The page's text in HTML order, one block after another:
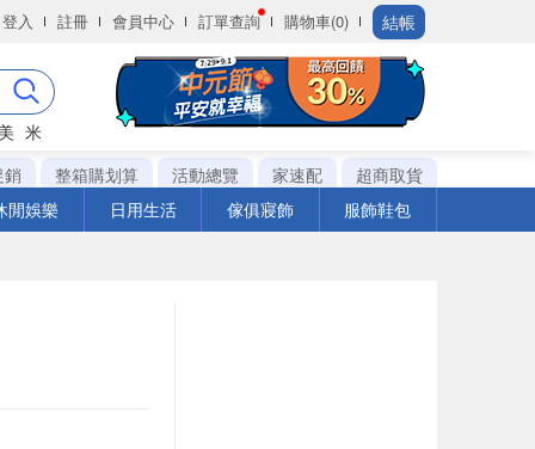
登入 註冊 會員中心 訂單查詢 購物車(0) 結帳
米
銷
整箱購划算 活動總覽 家速配
超商取貨
閒娛樂
日用生活 傢俱寢飾 服飾鞋包